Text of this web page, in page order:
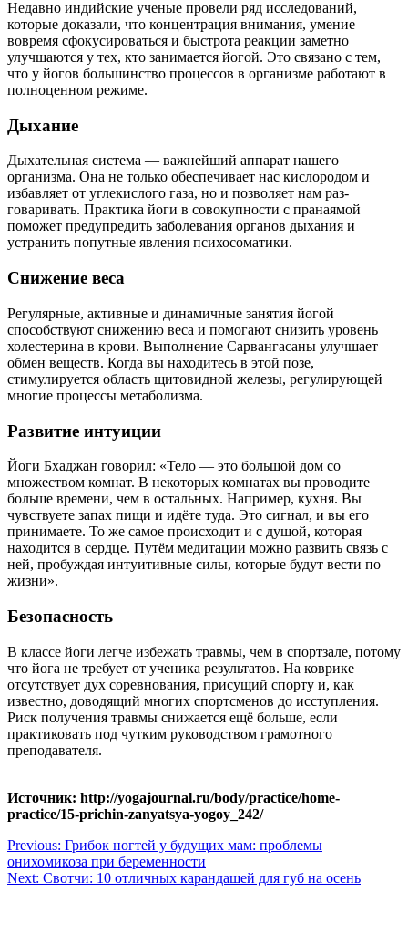
Недавно индийские ученые провели ряд исследований,
которые доказали, что концентрация внимания, умение
вовремя сфокусироваться и быстрота реакции заметно
улучшаются у тех, кто занимается йогой. Это связано с тем,
что у йогов большинство процессов в организме работают в
полноценном режиме.
Дыхание
Дыхательная система — важнейший аппарат нашего
организма. Она не только обеспечивает нас кислородом и
избавляет от углекислого газа, но и позволяет нам раз-
говаривать. Практика йоги в совокупности с пранаямой
поможет предупредить заболевания органов дыхания и
устранить попутные явления психосоматики.
Снижение веса
Регулярные, активные и динамичные занятия йогой
способствуют снижению веса и помогают снизить уровень
холестерина в крови. Выполнение Сарвангасаны улучшает
обмен веществ. Когда вы находитесь в этой позе,
стимулируется область щитовидной железы, регулирующей
многие процессы метаболизма.
Развитие интуиции
Йоги Бхаджан говорил: «Тело — это большой дом со
множеством комнат. В некоторых комнатах вы проводите
больше времени, чем в остальных. Например, кухня. Вы
чувствуете запах пищи и идёте туда. Это сигнал, и вы его
принимаете. То же самое происходит и с душой, которая
находится в сердце. Путём медитации можно развить связь с
ней, пробуждая интуитивные силы, которые будут вести по
жизни».
Безопасность
В классе йоги легче избежать травмы, чем в спортзале, потому
что йога не требует от ученика результатов. На коврике
отсутствует дух соревнования, присущий спорту и, как
известно, доводящий многих спортсменов до исступления.
Риск получения травмы снижается ещё больше, если
практиковать под чутким руководством грамотного
преподавателя.
Источник: http://yogajournal.ru/body/practice/home-
practice/15-prichin-zanyatsya-yogoy_242/
Навигация
по
Previous: Грибок ногтей у будущих мам: проблемы
онихомикоза при беременности
Next: Свотчи: 10 отличных карандашей для губ на осень